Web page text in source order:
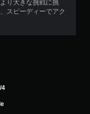
り大きな挑戦に挑
スピーディーでアク
4